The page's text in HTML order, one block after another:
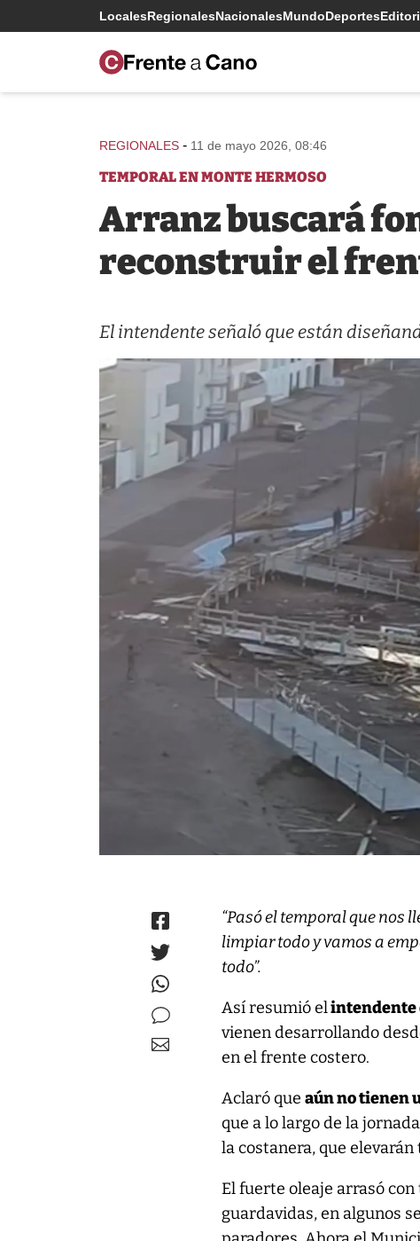
LocalesRegionalesNacionalesMundoDeportes
REGIONALES - 11 de mayo 2026, 08:46
TEMPORAL EN MONTE HERMOSO
Arranz buscará
reconstruir el
El intendente señaló que están
“Pasó el temporal que nos
limpiar todo y vamos a
todo”.
Así resumió elintendente
vienen desarrollando
en el frente costero.
Aclaró queaún no tienen
que a lo largo de la
la costanera, que
El fuerte oleaje arrasó
guardavidas, en algunos